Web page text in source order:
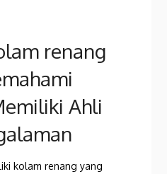
renang
Ahli
kolam renang yang